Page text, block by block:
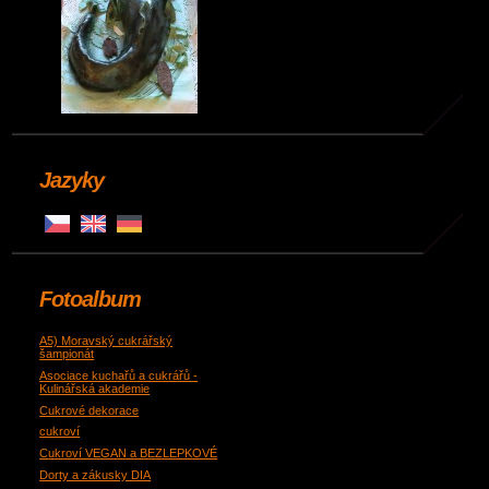
Jazyky
Fotoalbum
A5) Moravský cukrářský
šampionát
Asociace kuchařů a cukrářů -
Kulinářská akademie
Cukrové dekorace
cukroví
Cukroví VEGAN a BEZLEPKOVÉ
Dorty a zákusky DIA